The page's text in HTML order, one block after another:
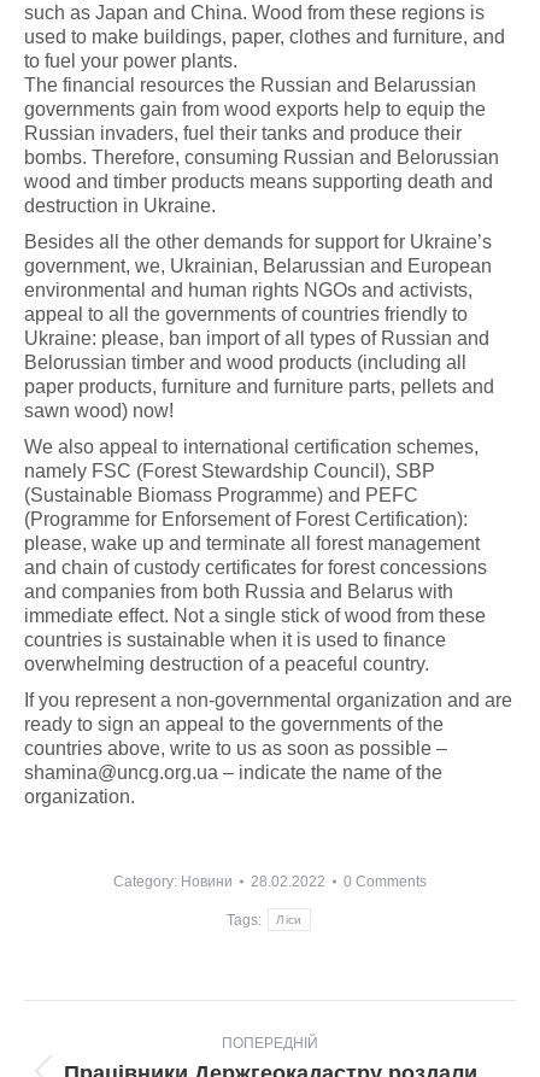
such as Japan and China. Wood from these regions is
used to make buildings, paper, clothes and furniture, and
to fuel your power plants.
The financial resources the Russian and Belarussian
governments gain from wood exports help to equip the
Russian invaders, fuel their tanks and produce their
bombs. Therefore, consuming Russian and Belorussian
wood and timber products means supporting death and
destruction in Ukraine.
Besides all the other demands for support for Ukraine’s
government, we, Ukrainian, Belarussian and European
environmental and human rights NGOs and activists,
appeal to all the governments of countries friendly to
Ukraine: please, ban import of all types of Russian and
Belorussian timber and wood products (including all
paper products, furniture and furniture parts, pellets and
sawn wood) now!
We also appeal to international certification schemes,
namely FSC (Forest Stewardship Council), SBP
(Sustainable Biomass Programme) and PEFC
(Programme for Enforsement of Forest Certification):
please, wake up and terminate all forest management
and chain of custody certificates for forest concessions
and companies from both Russia and Belarus with
immediate effect. Not a single stick of wood from these
countries is sustainable when it is used to finance
overwhelming destruction of a peaceful country.
If you represent a non-governmental organization and are
ready to sign an appeal to the governments of the
countries above, write to us as soon as possible –
shamina@uncg.org.ua – indicate the name of the
organization.
Category: Новини 28.02.2022 0 Comments
Tags: Ліси
navigation
ПОПЕРЕДНІЙ